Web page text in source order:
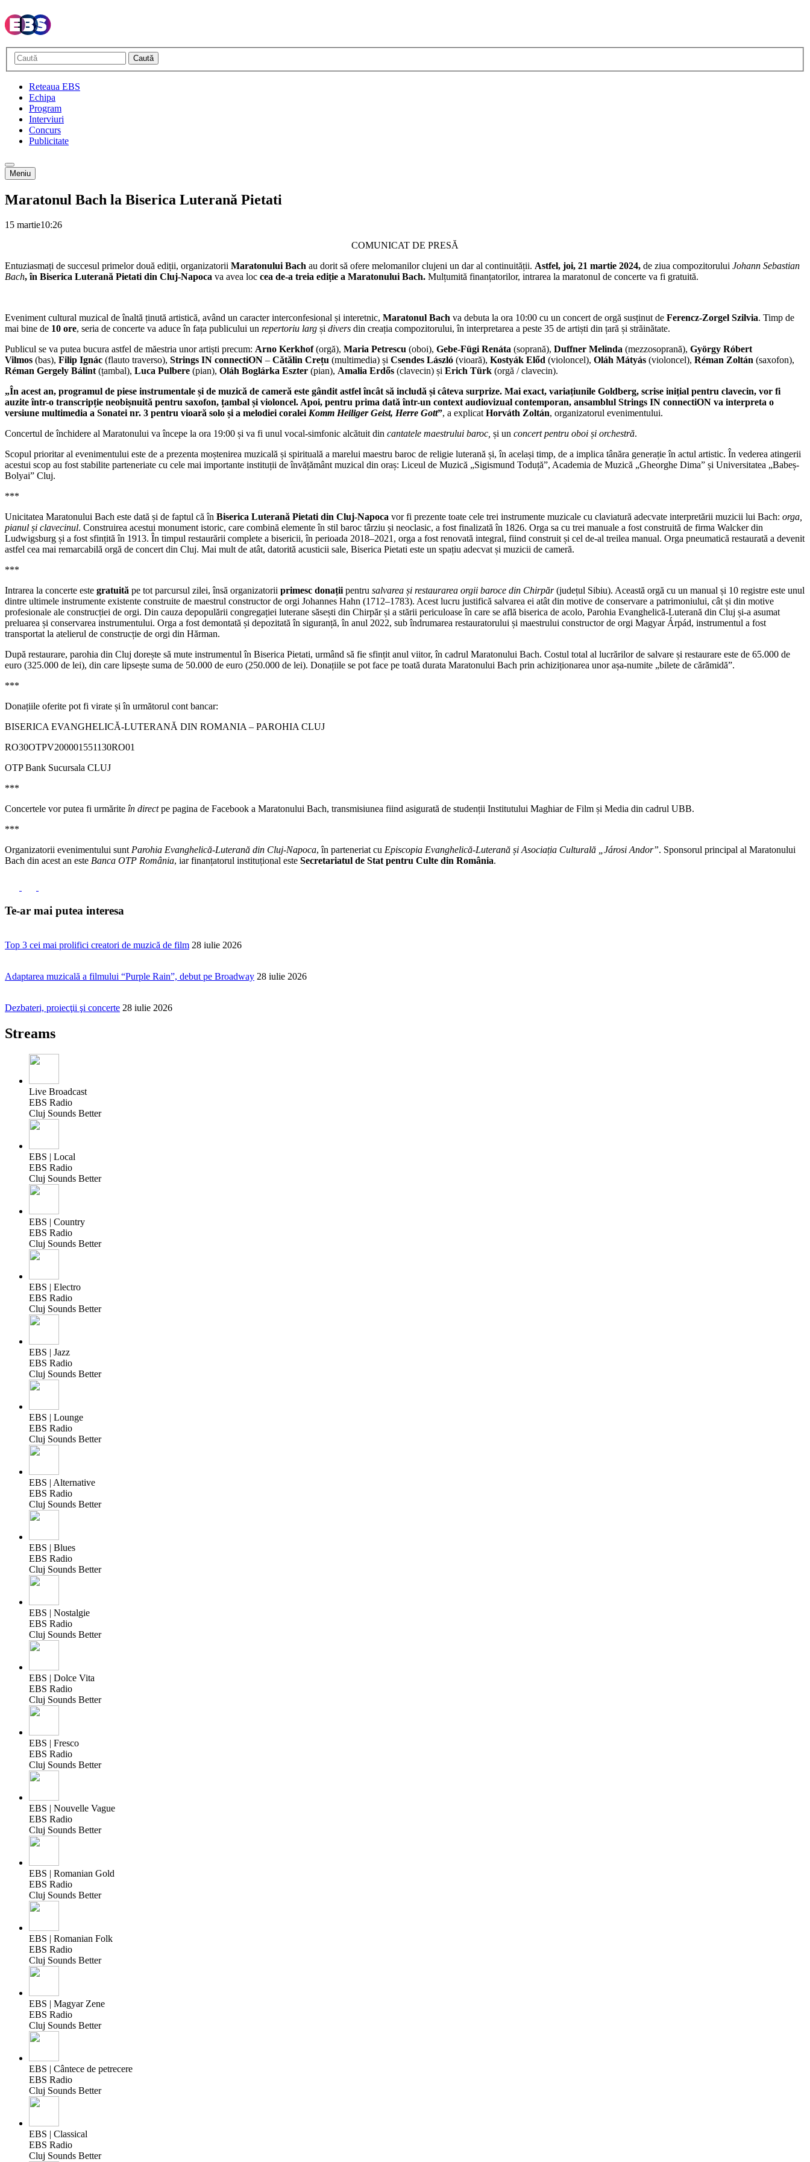
Caută
Reteaua EBS
Echipa
Program
Interviuri
Concurs
Publicitate
Meniu
Maratonul Bach la Biserica Luterană Pietati
15 martie10:26
COMUNICAT DE PRESĂ
Entuziasmați de succesul primelor două ediții, organizatorii Maratonului Bach au dorit să ofere melomanilor clujeni un dar al continuității. Astfel, joi, 21 martie 2024, de ziua compozitorului Johann Sebastian
Bach, în Biserica Luterană Pietati din Cluj-Napoca va avea loc cea de-a treia ediție a Maratonului Bach. Mulțumită finanțatorilor, intrarea la maratonul de concerte va fi gratuită.
Eveniment cultural muzical de înaltă ținută artistică, având un caracter interconfesional și interetnic, Maratonul Bach va debuta la ora 10:00 cu un concert de orgă susținut de Ferencz-Zorgel Szilvia. Timp de
mai bine de 10 ore, seria de concerte va aduce în fața publicului un repertoriu larg și divers din creația compozitorului, în interpretarea a peste 35 de artiști din țară și străinătate.
Publicul se va putea bucura astfel de măestria unor artiști precum: Arno Kerkhof(orgă), Maria Petrescu (oboi), Gebe-Fügi Renáta (soprană), Duffner Melinda (mezzosoprană), György Róbert
Vilmos (bas), Filip Ignác (flauto traverso), Strings IN connectiON – Cătălin Crețu (multimedia) și Csendes László (vioară), Kostyák Előd (violoncel), Oláh Mátyás (violoncel), Réman Zoltán (saxofon),
Réman Gergely Bálint(țambal), Luca Pulbere (pian), Oláh Boglárka Eszter (pian), Amalia Erdős (clavecin) și Erich Türk (orgă / clavecin).
„În acest an, programul de piese instrumentale și de muzică de cameră este gândit astfel încât să includă și câteva surprize. Mai exact, variațiunile Goldberg, scrise inițial pentru clavecin, vor fi
auzite într-o transcripție neobișnuită pentru saxofon, țambal și violoncel. Apoi, pentru prima dată într-un context audiovizual contemporan, ansamblul Strings IN connectiON va interpreta o
versiune multimedia a Sonatei nr. 3 pentru vioară solo și a melodiei coraleiKomm Heiliger Geist, Herre Gott”, a explicatHorváth Zoltán, organizatorul evenimentului.
Concertul de închidere al Maratonului va începe la ora 19:00 și va fi unul vocal-simfonic alcătuit din cantatele maestrului baroc, și un concert pentru oboi și orchestră.
Scopul prioritar al evenimentului este de a prezenta moștenirea muzicală și spirituală a marelui maestru baroc de religie luterană și, în același timp, de a implica tânăra generație în actul artistic. În vederea atingerii
acestui scop au fost stabilite parteneriate cu cele mai importante instituții de învățământ muzical din oraș: Liceul de Muzică „Sigismund Toduță”, Academia de Muzică „Gheorghe Dima” și Universitatea „Babeș-
Bolyai” Cluj.
***
Unicitatea Maratonului Bach este dată și de faptul că în Biserica Luterană Pietati din Cluj-Napoca vor fi prezente toate cele trei instrumente muzicale cu claviatură adecvate interpretării muzicii lui Bach: orga,
pianul și clavecinul. Construirea acestui monument istoric, care combină elemente în stil baroc târziu și neoclasic, a fost finalizată în 1826. Orga sa cu trei manuale a fost construită de firma Walcker din
Ludwigsburg și a fost sfințită în 1913. În timpul restaurării complete a bisericii, în perioada 2018–2021, orga a fost renovată integral, fiind construit și cel de-al treilea manual. Orga pneumatică restaurată a devenit
astfel cea mai remarcabilă orgă de concert din Cluj. Mai mult de atât, datorită acusticii sale, Biserica Pietati este un spațiu adecvat și muzicii de cameră.
***
Intrarea la concerte este gratuită pe tot parcursul zilei, însă organizatorii primesc donațiipentru salvarea și restaurarea orgii baroce din Chirpăr(județul Sibiu). Această orgă cu un manual și 10 registre este unul
dintre ultimele instrumente existente construite de maestrul constructor de orgi Johannes Hahn (1712–1783). Acest lucru justifică salvarea ei atât din motive de conservare a patrimoniului, cât și din motive
profesionale ale construcției de orgi. Din cauza depopulării congregației luterane săsești din Chirpăr și a stării periculoase în care se află biserica de acolo, Parohia Evanghelică-Luterană din Cluj și-a asumat
preluarea și conservarea instrumentului. Orga a fost demontată și depozitată în siguranță, în anul 2022, sub îndrumarea restauratorului și maestrului constructor de orgi Magyar Árpád, instrumentul a fost
transportat la atelierul de construcție de orgi din Hărman.
După restaurare, parohia din Cluj dorește să mute instrumentul în Biserica Pietati, urmând să fie sfințit anul viitor, în cadrul Maratonului Bach. Costul total al lucrărilor de salvare și restaurare este de 65.000 de
euro (325.000 de lei), din care lipsește suma de 50.000 de euro (250.000 de lei). Donațiile se pot face pe toată durata Maratonului Bach prin achiziționarea unor așa-numite „bilete de cărămidă”.
***
Donațiile oferite pot fi virate și în următorul cont bancar:
BISERICA EVANGHELICĂ-LUTERANĂ DIN ROMANIA – PAROHIA CLUJ
RO30OTPV200001551130RO01
OTP Bank Sucursala CLUJ
***
Concertele vor putea fi urmărite în directpe pagina de Facebook a Maratonului Bach, transmisiunea fiind asigurată de studenții Institutului Maghiar de Film și Media din cadrul UBB.
***
Organizatorii evenimentului suntParohia Evanghelică-Luterană din Cluj-Napoca, în parteneriat cu Episcopia Evanghelică-Luterană și Asociația Culturală „Járosi Andor”. Sponsorul principal al Maratonului
Bach din acest an este Banca OTP România, iar finanțatorul instituțional este Secretariatul de Stat pentru Culte din România.
Te-ar mai putea interesa
Top 3 cei mai prolifici creatori de muzică de film 28 iulie 2026
Adaptarea muzicală a filmului “Purple Rain”, debut pe Broadway 28 iulie 2026
Dezbateri, proiecţii şi concerte 28 iulie 2026
Streams
Live Broadcast
EBS Radio
Cluj Sounds Better
EBS | Local
EBS Radio
Cluj Sounds Better
EBS | Country
EBS Radio
Cluj Sounds Better
EBS | Electro
EBS Radio
Cluj Sounds Better
EBS | Jazz
EBS Radio
Cluj Sounds Better
EBS | Lounge
EBS Radio
Cluj Sounds Better
EBS | Alternative
EBS Radio
Cluj Sounds Better
EBS | Blues
EBS Radio
Cluj Sounds Better
EBS | Nostalgie
EBS Radio
Cluj Sounds Better
EBS | Dolce Vita
EBS Radio
Cluj Sounds Better
EBS | Fresco
EBS Radio
Cluj Sounds Better
EBS | Nouvelle Vague
EBS Radio
Cluj Sounds Better
EBS | Romanian Gold
EBS Radio
Cluj Sounds Better
EBS | Romanian Folk
EBS Radio
Cluj Sounds Better
EBS | Magyar Zene
EBS Radio
Cluj Sounds Better
EBS | Cântece de petrecere
EBS Radio
Cluj Sounds Better
EBS | Classical
EBS Radio
Cluj Sounds Better